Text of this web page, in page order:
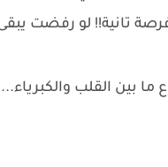
تانية!! لو رفضت
بين القلب والكبرياء...